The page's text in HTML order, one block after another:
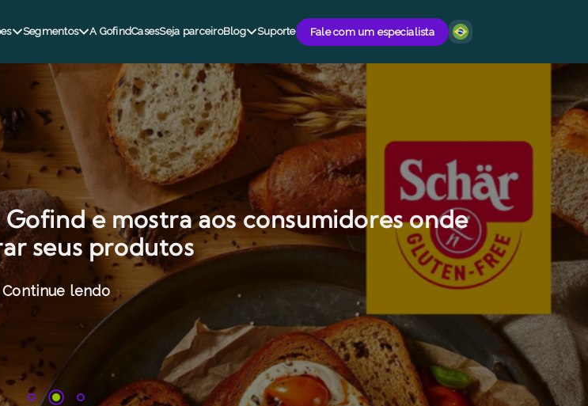
Segmentos A GofindCasesSeja parceiroBlog Suporte Fale com um especialista
e mostra aos consumidores onde
seus produtos
Continue lendo
1 2 3